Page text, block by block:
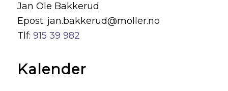
Jan Ole Bakkerud
Epost: jan.bakkerud@moller.no
Tlf: 915 39 982
Kalender